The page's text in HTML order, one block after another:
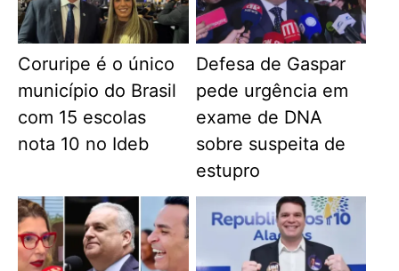
Coruripe é o único
município do Brasil
com 15 escolas
nota 10 no Ideb
Defesa de Gaspar
pede urgência em
exame de DNA
sobre suspeita de
estupro